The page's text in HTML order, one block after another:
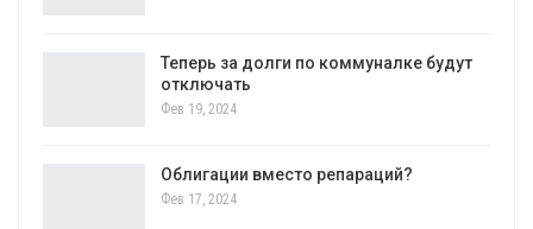
Теперь за долги по коммуналке будут
отключать
Фев 19, 2024
Облигации вместо репараций?
Фев 17, 2024